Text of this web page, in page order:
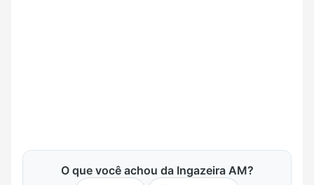
O que você achou da Ingazeira AM?